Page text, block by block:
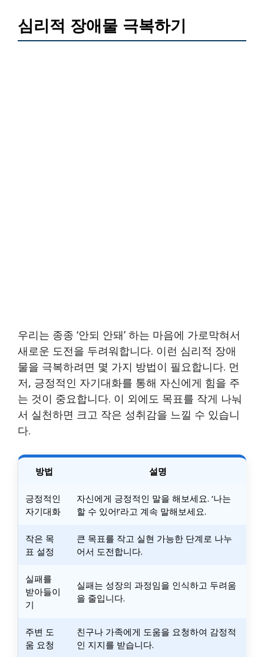
심리적 장애물 극복하기
우리는 종종 ‘안되 안돼’ 하는 마음에 가로막혀서
새로운 도전을 두려워합니다. 이런 심리적 장애
물을 극복하려면 몇 가지 방법이 필요합니다. 먼
저, 긍정적인 자기대화를 통해 자신에게 힘을 주
는 것이 중요합니다. 이 외에도 목표를 작게 나눠
서 실천하면 크고 작은 성취감을 느낄 수 있습니
다.
방법 설명
긍정적인
자기대화
자신에게 긍정적인 말을 해보세요. ‘나는
할 수 있어!’라고 계속 말해보세요.
작은 목
표 설정
큰 목표를 작고 실현 가능한 단계로 나누
어서 도전합니다.
실패를
받아들이
기
실패는 성장의 과정임을 인식하고 두려움
을 줄입니다.
주변 도
움 요청
친구나 가족에게 도움을 요청하여 감정적
인 지지를 받습니다.